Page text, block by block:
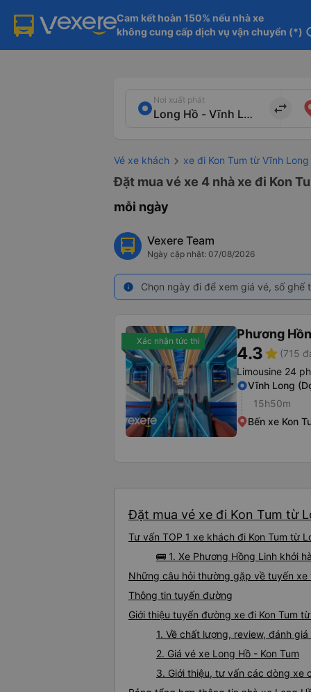
Cam kết hoàn 150% nếu nhà xe
không cung cấp dịch vụ vận chuyển (*)
Nơi xuất phát
import_export
Vé xe khách xe đi Kon Tum từ Vĩnh Long
Đặt mua vé xe 4 nhà xe đi Kon
mỗi ngày
Vexere Team
Ngày cập nhật: 07/08/2026
info Chọn ngày đi để xem giá vé, số
Xác nhận tức thì Phương
4.3star (715
Limousine 24
Vĩnh Long
15h50m
Bến xe Kon
Đặt mua vé xe đi Kon Tum từ
Tư vấn TOP 1 xe khách đi Kon Tum từ
🚌 1. Xe Phương Hồng Linh khởi
Những câu hỏi thường gặp về tuyến xe
Thông tin tuyến đường
Giới thiệu tuyến đường xe đi Kon Tum
1. Về chất lượng, review, đánh
2. Giá vé xe Long Hồ - Kon Tum
3. Giới thiệu, tư vấn các dòng xe